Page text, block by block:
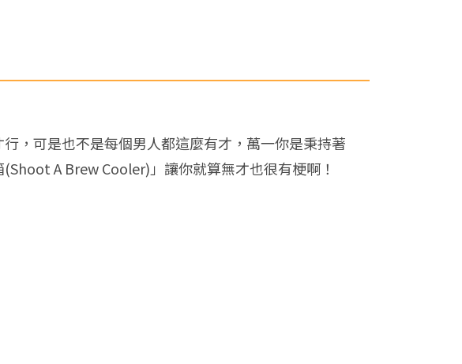
，可是也不是每個男人都這麼有才，萬一你是秉持著
A Brew Cooler)」讓你就算無才也很有梗啊！